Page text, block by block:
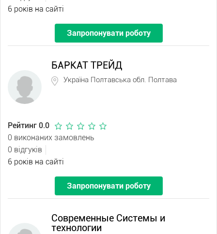
6 років на сайті
Запропонувати роботу
БАРКАТ ТРЕЙД
Україна Полтавська обл. Полтава
Рейтинг 0.0
0 виконаних замовлень
0 відгуків
6 років на сайті
Запропонувати роботу
Современные Системы и
технологии